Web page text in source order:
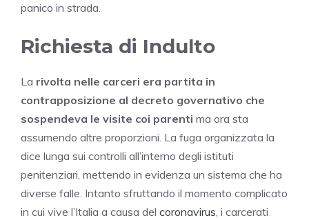
panico in strada.
Richiesta di Indulto
La rivolta nelle carceri era partita in
contrapposizione al decreto governativo che
sospendeva le visite coi parenti ma ora sta
assumendo altre proporzioni. La fuga organizzata la
dice lunga sui controlli all’interno degli istituti
penitenziari, mettendo in evidenza un sistema che ha
diverse falle. Intanto sfruttando il momento complicato
in cui vive l’Italia a causa del coronavirus, i carcerati